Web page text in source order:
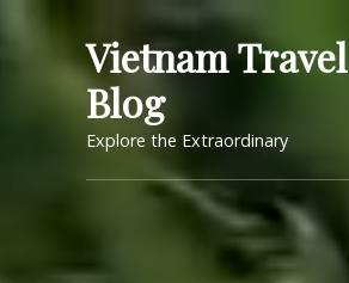
Vietnam Travel
Blog
Explore the Extraordinary